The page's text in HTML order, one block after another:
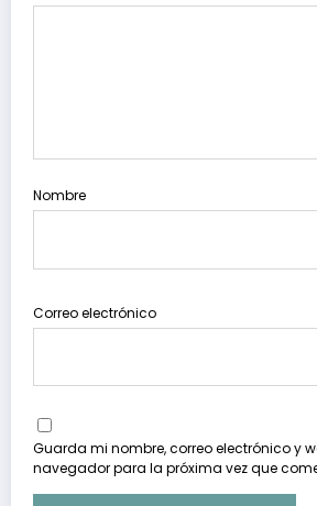
Nombre
Correo electrónico
Guarda mi nombre, correo electrónico y
navegador para la próxima vez que